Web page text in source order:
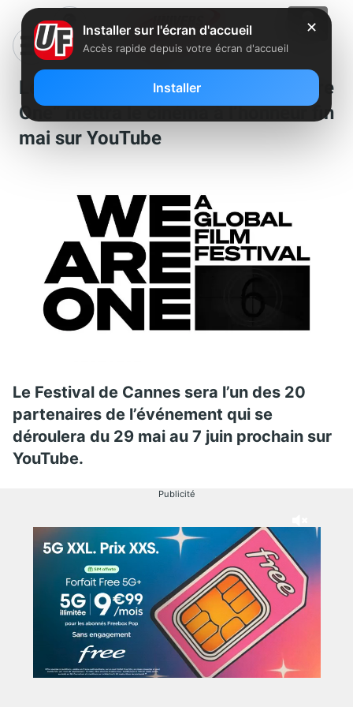
Le festival international “We Are
One” mettra le cinéma à l’honneur fin
mai sur YouTube
Le Festival de Cannes sera l’un des 20
partenaires de l’événement qui se
déroulera du 29 mai au 7 juin prochain sur
YouTube.
Publicité
✕
Installer sur l'écran d'accueil
Accès rapide depuis votre écran d'accueil
Installer